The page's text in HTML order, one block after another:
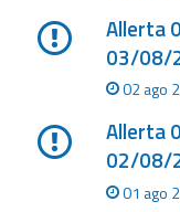
Informazioni
utili
frequenti
Guida per gli
sviluppatori
Allerta
03/08/
02 ago
Allerta
02/08/
01 ago